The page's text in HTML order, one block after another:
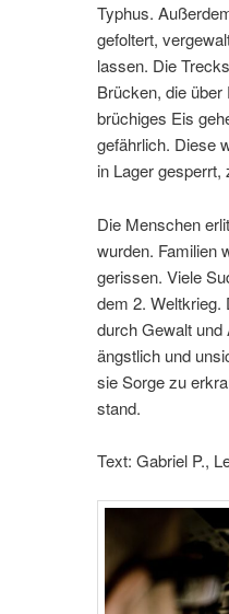
Typhus.
gefoltert,
lassen. Die
Brücken, die
brüchiges Eis
gefährlich. Diese
in Lager
Die Menschen
wurden. Familien
gerissen. Viele
dem 2. Weltkrieg.
durch Gewalt und
ängstlich und
sie Sorge zu
stand.
Text: Gabriel P.,